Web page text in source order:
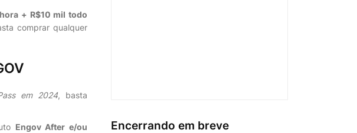
+ R$10 mil todo
comprar qualquer
em 2024, basta
Engov After e/ou
Encerrando em breve